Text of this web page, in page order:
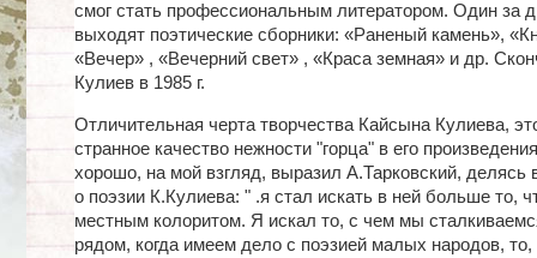
смог стать профессиональным литератором. Один за
выходят поэтические сборники: «Раненый камень»,
«Вечер» , «Вечерний свет» , «Краса земная» и др.
Кулиев в 1985 г.
Отличительная черта творчества Кайсына Кулиева,
странное качество нежности "горца" в его
хорошо, на мой взгляд, выразил А.Тарковский, делясь
о поэзии К.Кулиева: " .я стал искать в ней больше то,
местным колоритом. Я искал то, с чем мы
рядом, когда имеем дело с поэзией малых народов, то,